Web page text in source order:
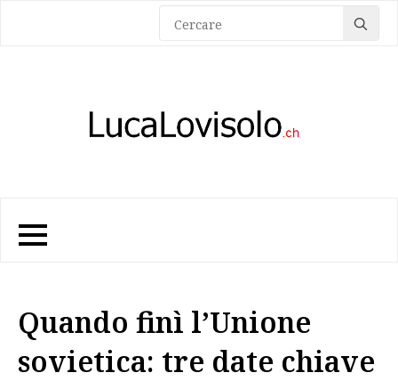
for:
Quando finì l’Unione
sovietica: tre date chiave